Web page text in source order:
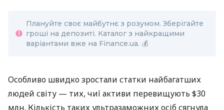
Плануйте своє майбутнє з розумом. Зберігайте
гроші на депозиті. Каталог з найкращими
варіантами вже на Finance.ua. 💰
Особливо швидко зростали статки найбагатших
людей світу — тих, чиї активи перевищують $30
млн. Кількість таких ультразаможних осіб сягнула